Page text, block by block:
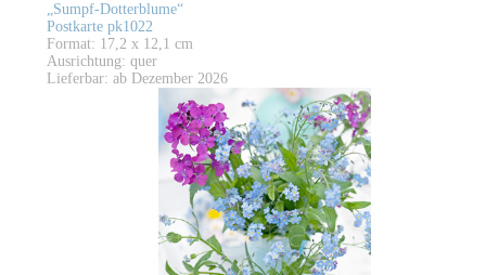
„Sumpf-Dotterblume“
Postkarte pk1022
Format: 17,2 x 12,1 cm
Ausrichtung: quer
Lieferbar: ab Dezember 2026